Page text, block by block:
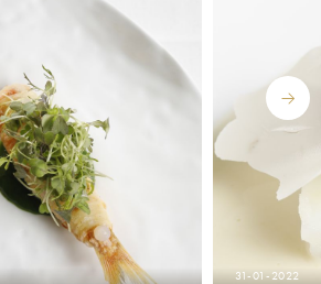
31-01-2022